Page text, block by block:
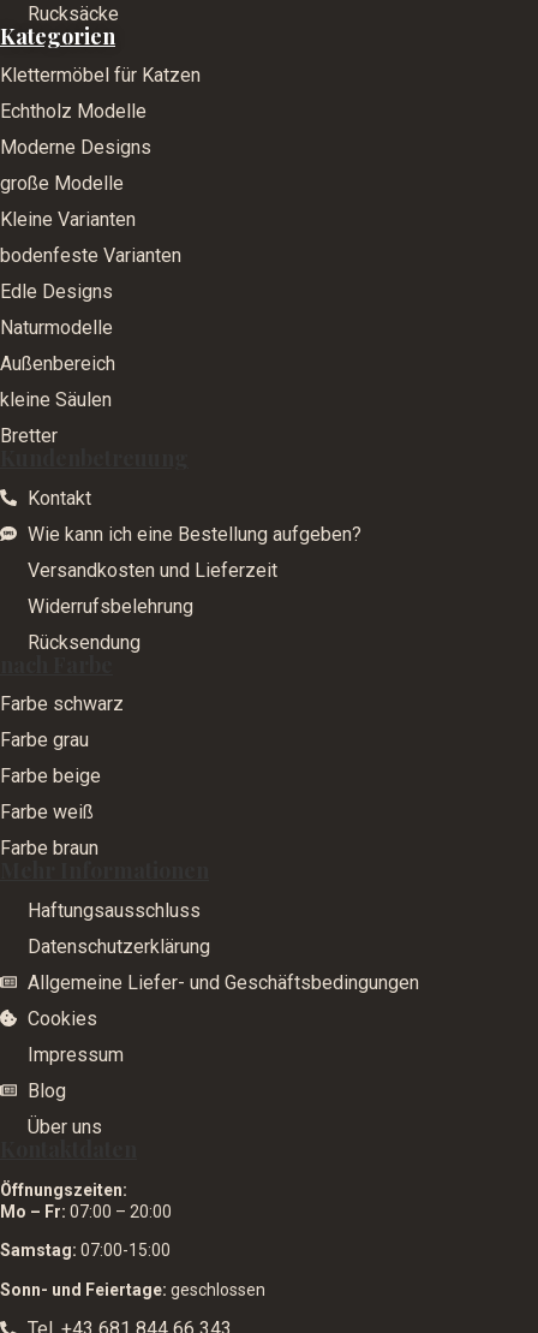
Rucksäcke
Kategorien
Klettermöbel für Katzen
Echtholz Modelle
Moderne Designs
große Modelle
Kleine Varianten
bodenfeste Varianten
Edle Designs
Naturmodelle
Außenbereich
kleine Säulen
Bretter
Kontakt
Wie kann ich eine Bestellung aufgeben?
Versandkosten und Lieferzeit
Widerrufsbelehrung
Rücksendung
Farbe schwarz
Farbe grau
Farbe beige
Farbe weiß
Farbe braun
Haftungsausschluss
Datenschutzerklärung
Allgemeine Liefer- und Geschäftsbedingungen
Cookies
Impressum
Blog
Über uns
Öffnungszeiten:
Mo – Fr: 07:00 – 20:00
Samstag: 07:00-15:00
Sonn- und Feiertage: geschlossen